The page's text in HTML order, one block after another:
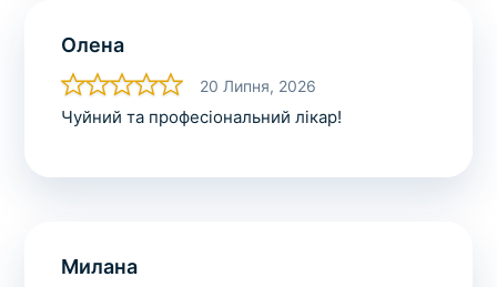
Олена
20 Липня, 2026
Чуйний та професіональний лікар!
Милана